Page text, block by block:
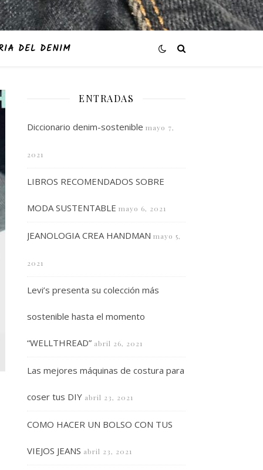
DEL DENIM
ENTRADAS
Diccionario denim-sostenible mayo 7,
2021
LIBROS RECOMENDADOS SOBRE
MODA SUSTENTABLE mayo 6, 2021
JEANOLOGIA CREA HANDMAN mayo 5,
2021
Levi’s presenta su colección más
sostenible hasta el momento
“WELLTHREAD” abril 26, 2021
Las mejores máquinas de costura para
coser tus DIY abril 23, 2021
COMO HACER UN BOLSO CON TUS
VIEJOS JEANS abril 23, 2021